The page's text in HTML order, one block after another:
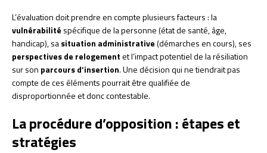
L’évaluation doit prendre en compte plusieurs facteurs : la
vulnérabilité spécifique de la personne (état de santé, âge,
handicap), sasituation administrative(démarches en cours), ses
perspectives de relogementet l’impact potentiel de la résiliation
sur son parcours d’insertion. Une décision qui ne tiendrait pas
compte de ces éléments pourrait être qualifiée de
disproportionnée et donc contestable.
La procédure d’opposition : étapes et
stratégies